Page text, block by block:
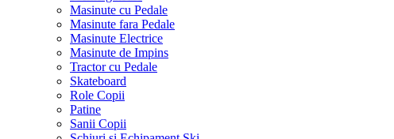
Masinute cu Pedale
Masinute fara Pedale
Masinute Electrice
Masinute de Impins
Tractor cu Pedale
Skateboard
Role Copii
Patine
Sanii Copii